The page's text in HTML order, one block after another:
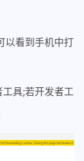
以看到手机中打
具;若开发者工